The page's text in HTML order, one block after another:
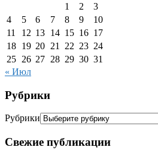
1
2
3
4
5 6 7 8 9
10
11
12 13 14 15 16 17
18 19 20 21 22 23 24
25 26 27 28 29 30 31
« Июл
Рубрики
Рубрики
Свежие публикации